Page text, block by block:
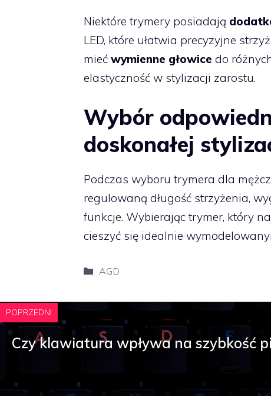
Niektóre trymery posiadają
LED, które ułatwia precyzyjne
mieć wymienne głowice do
elastyczność w stylizacji zarostu.
Wybór
doskonałej
Podczas wyboru trymera dla
regulowaną długość strzyżenia,
funkcje. Wybierając trymer, który
cieszyć się idealnie
Kategorie
AGD
POPRZEDNI
Czy klawiatura wpływa na szybkość